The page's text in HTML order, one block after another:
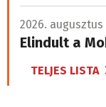
2026. augusztus
Elindult a
TELJES LISTA